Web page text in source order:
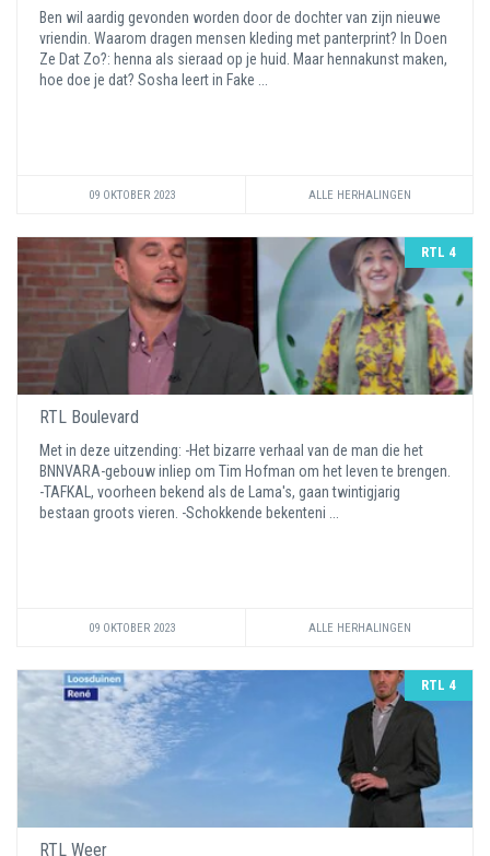
Ben wil aardig gevonden worden door de dochter van zijn nieuwe
vriendin. Waarom dragen mensen kleding met panterprint? In Doen
Ze Dat Zo?: henna als sieraad op je huid. Maar hennakunst maken,
hoe doe je dat? Sosha leert in Fake ...
09 OKTOBER 2023 ALLE HERHALINGEN
RTL 4
RTL Boulevard
Met in deze uitzending: -Het bizarre verhaal van de man die het
BNNVARA-gebouw inliep om Tim Hofman om het leven te brengen.
-TAFKAL, voorheen bekend als de Lama's, gaan twintigjarig
bestaan groots vieren. -Schokkende bekenteni ...
09 OKTOBER 2023 ALLE HERHALINGEN
RTL 4
RTL Weer